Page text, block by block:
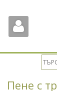
Пене с